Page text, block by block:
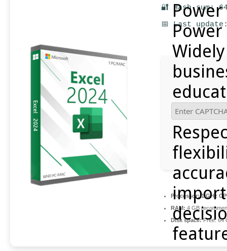
🔐 Hash sum:
📅 Last
Processor:1 GHz
RAM: 4 GB
Disk space:Free: 64